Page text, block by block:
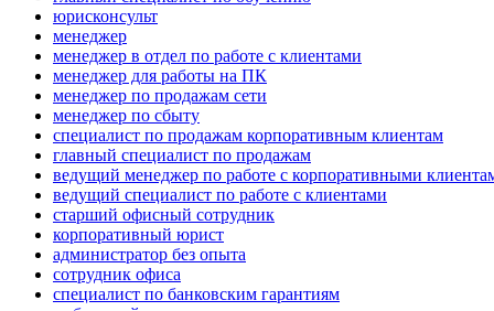
юрисконсульт
менеджер
менеджер в отдел по работе с клиентами
менеджер для работы на ПК
менеджер по продажам сети
менеджер по сбыту
специалист по продажам корпоративным клиентам
главный специалист по продажам
ведущий менеджер по работе с корпоративными
ведущий специалист по работе с клиентами
старший офисный сотрудник
корпоративный юрист
администратор без опыта
сотрудник офиса
специалист по банковским гарантиям